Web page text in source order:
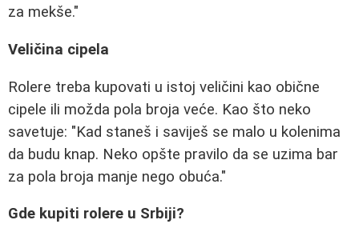
za mekše."
Veličina cipela
Rolere treba kupovati u istoj veličini kao obične
cipele ili možda pola broja veće. Kao što neko
savetuje: "Kad staneš i saviješ se malo u kolenima
da budu knap. Neko opšte pravilo da se uzima bar
za pola broja manje nego obuća."
Gde kupiti rolere u Srbiji?